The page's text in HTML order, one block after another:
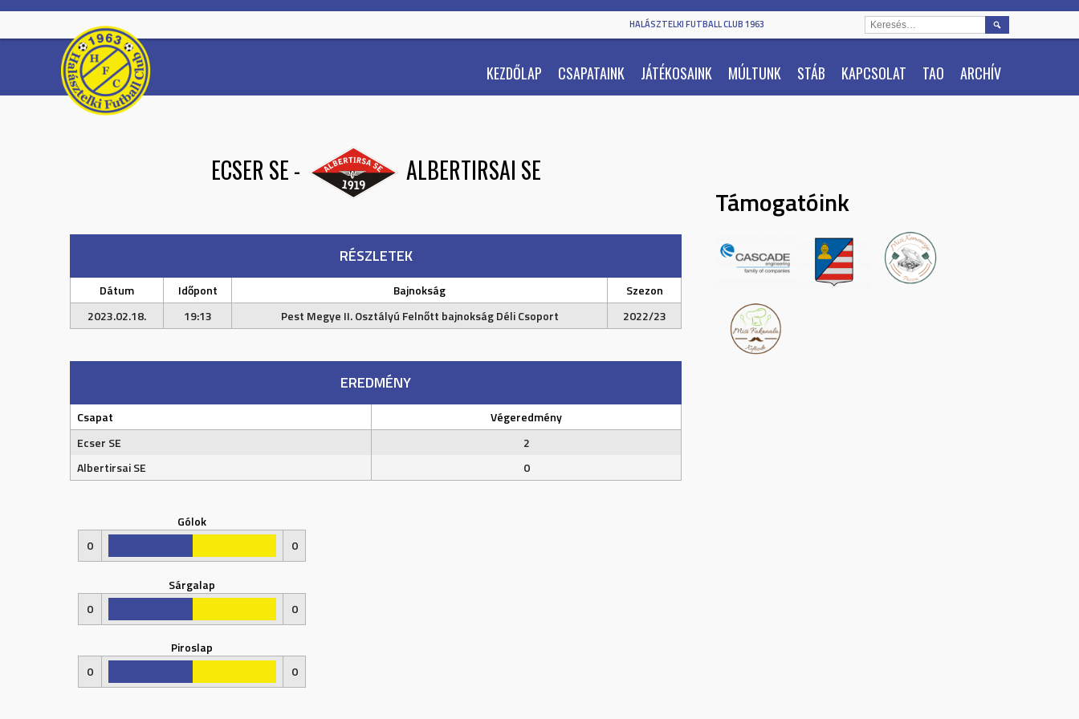
Skip
content
HALÁSZTELKI FUTBALL CLUB 1963
KEZDŐLAP CSAPATAINK JÁTÉKOSAINK MÚLTUNK STÁB KAPCSOLAT TAO ARCHÍV
KERESÉS:
ECSER SE- ALBERTIRSAI SE
RÉSZLETEK
Dátum Időpont Bajnokság
Szezon
2023.02.18.
19:13 Pest Megye II. Osztályú Felnőtt bajnokság Déli Csoport 2022/23
EREDMÉNY
Csapat
Végeredmény
Ecser SE
2
Albertirsai SE
0
Gólok
0
0
Sárgalap
0
0
Piroslap
0
0
Támogatóink